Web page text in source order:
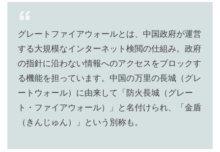
グレートファイアウォールとは、中国政府が運営
する大規模なインターネット検閲の仕組み。政府
の指針に沿わない情報へのアクセスをブロックす
る機能を担っています。中国の万里の長城（グレ
ートウォール）に由来して「防火長城（グレー
ト・ファイアウォール）」と名付けられ、「金盾
（きんじゅん）」という別称も。